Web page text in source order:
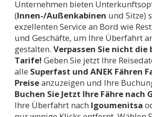
Unternehmen bieten
(Innen-/Außenkabinen und Sitze)
exzellenten Service an Bord wie
und Geschäfte, um Ihre Überfahrt
gestalten. Verpassen Sie nicht die
Tarife! Geben Sie jetzt Ihre
alle Superfast und ANEK Fähren
Preiseanzuzeigen und Ihre
Buchen Sie Jetzt Ihre Fähre nach
Ihre Überfahrt nach Igoumenitsa